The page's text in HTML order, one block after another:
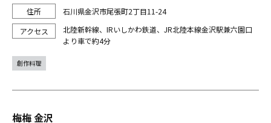
石川県金沢市尾張町2丁目11-24
北陸新幹線、IRいしかわ鉄道、JR北陸本線金沢駅兼六園口
より車で約4分
創作料理
梅梅 金沢